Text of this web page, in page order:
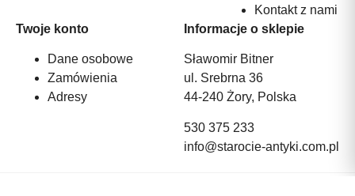
Kontakt z nami
Twoje konto
Dane osobowe
Zamówienia
Adresy
Informacje o sklepie
Sławomir Bitner
ul. Srebrna 36
44-240 Żory, Polska
530 375 233
info@starocie-antyki.com.pl